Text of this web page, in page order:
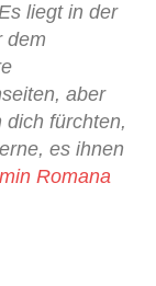
liegt in der
dem
aber
fürchten,
es ihnen
Romana